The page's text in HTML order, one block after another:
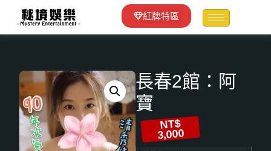
紅牌特區
長春2館：阿
寶
NT$
3,000